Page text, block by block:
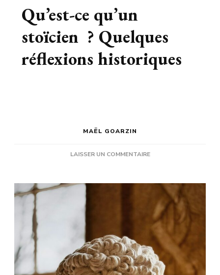
Qu’est-ce qu’un
stoïcien ? Quelques
réflexions historiques
MAËL GOARZIN
LAISSER UN COMMENTAIRESUR
QU’UN
STOÏCIEN ?
QUELQUES
RÉFLEXIONS
HISTORIQUES